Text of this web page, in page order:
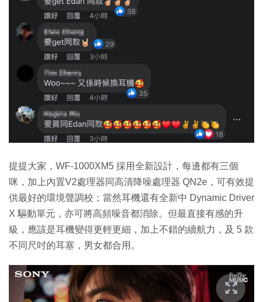
提提大家，WF-1000XM5 採用全新設計，每邊都有三個
咪，加上內置V2處理器同高清降噪處理器 QN2e，可有效提
供最好的環境聲調校；當然耳機還有全新中 Dynamic Driver
X 驅動單元，亦可將高頻噪音都消除。但最直接有感的升
級，應該是耳機變得更輕更細，加上不錯的續航力，及 5 款
不同尺吋的耳塞，男女都合用。